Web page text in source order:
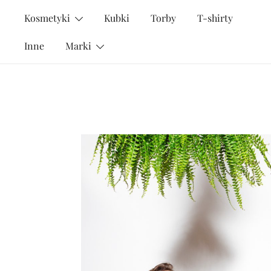
Kosmetyki Kubki Torby T-shirty
Inne Marki